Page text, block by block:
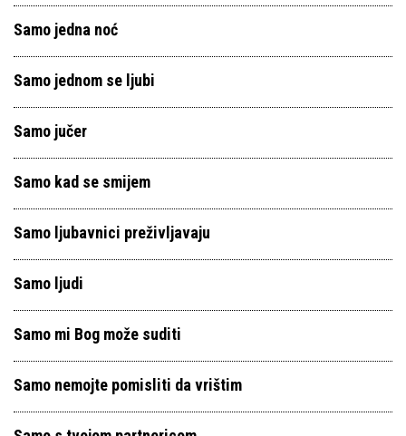
Samo jedna noć
Samo jednom se ljubi
Samo jučer
Samo kad se smijem
Samo ljubavnici preživljavaju
Samo ljudi
Samo mi Bog može suditi
Samo nemojte pomisliti da vrištim